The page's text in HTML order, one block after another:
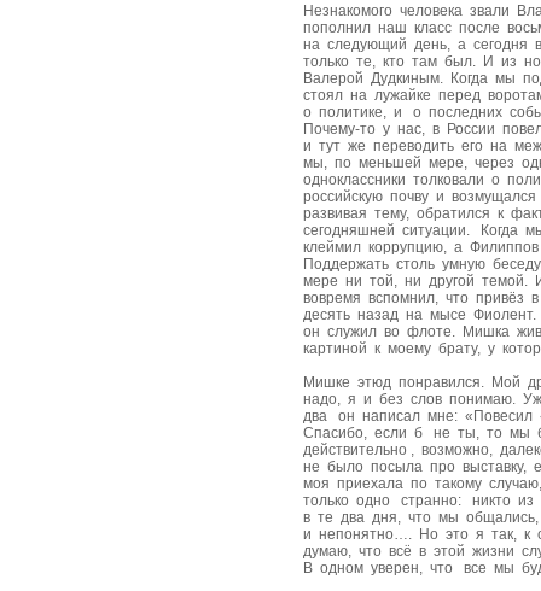
Незнакомого человека звали
пополнил наш класс после
на следующий день, а сегодня
только те, кто там был. И из
Валерой Дудкиным. Когда мы
стоял на лужайке перед
о политике, и о последних
Почему-то у нас, в России
и тут же переводить его на
мы, по меньшей мере, через
одноклассники толковали о
российскую почву и
развивая тему, обратился к
сегодняшней ситуации. Когда
клеймил коррупцию, а
Поддержать столь умную
мере ни той, ни другой темой.
вовремя вспомнил, что привёз
десять назад на мысе
он служил во флоте. Мишка
картиной к моему брату, у
Мишке этюд понравился. Мой
надо, я и без слов понимаю.
два он написал мне:
Спасибо, если б не ты, то мы
действительно , возможно,
не было посыла про выставку,
моя приехала по такому
только одно странно: никто
в те два дня, что мы
и непонятно…. Но это я так, к
думаю, что всё в этой жизни
В одном уверен, что все мы